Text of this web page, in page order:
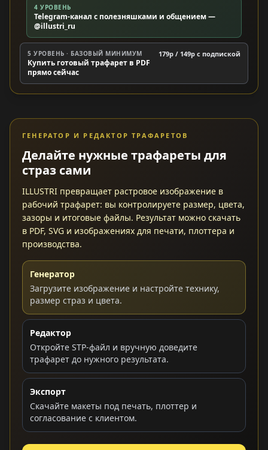
4 УРОВЕНЬ
Telegram-канал с полезняшками и общением —
@illustri_ru
5 УРОВЕНЬ · БАЗОВЫЙ МИНИМУМ
Купить готовый трафарет в PDF
прямо сейчас
179р / 149р c подпиской
ГЕНЕРАТОР И РЕДАКТОР ТРАФАРЕТОВ
Делайте нужные трафареты для
страз сами
ILLUSTRI превращает растровое изображение в
рабочий трафарет: вы контролируете размер, цвета,
зазоры и итоговые файлы. Результат можно скачать
в PDF, SVG и изображениях для печати, плоттера и
производства.
Генератор
Загрузите изображение и настройте технику,
размер страз и цвета.
Редактор
Откройте STP-файл и вручную доведите
трафарет до нужного результата.
Экспорт
Скачайте макеты под печать, плоттер и
согласование с клиентом.